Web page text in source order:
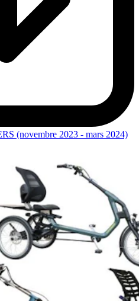
(novembre 2023 - mars 2024)